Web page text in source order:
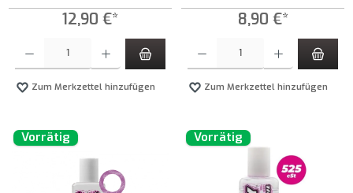
12,90 €*
Zum Merkzettel hinzufügen
8,90 €*
Zum Merkzettel hinzufügen
Vorrätig Vorrätig